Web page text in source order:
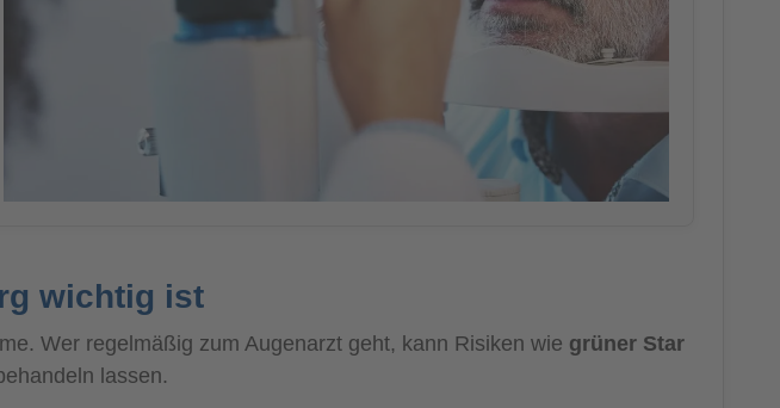
wichtig ist
Wer regelmäßig zum Augenarzt geht, kann Risiken wie grüner Star
lassen.